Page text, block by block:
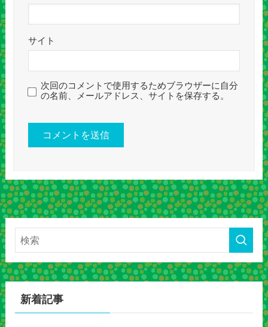
サイト
次回のコメントで使用するためブラウザーに自分
の名前、メールアドレス、サイトを保存する。
新着記事